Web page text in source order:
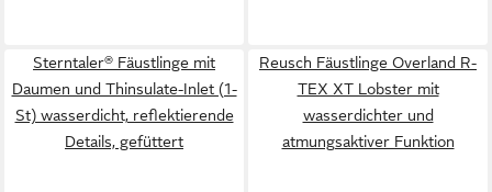
Sterntaler® Fäustlinge mit
Daumen und Thinsulate-Inlet (1-
St) wasserdicht, reflektierende
Details, gefüttert
Reusch Fäustlinge Overland R-
TEX XT Lobster mit
wasserdichter und
atmungsaktiver Funktion